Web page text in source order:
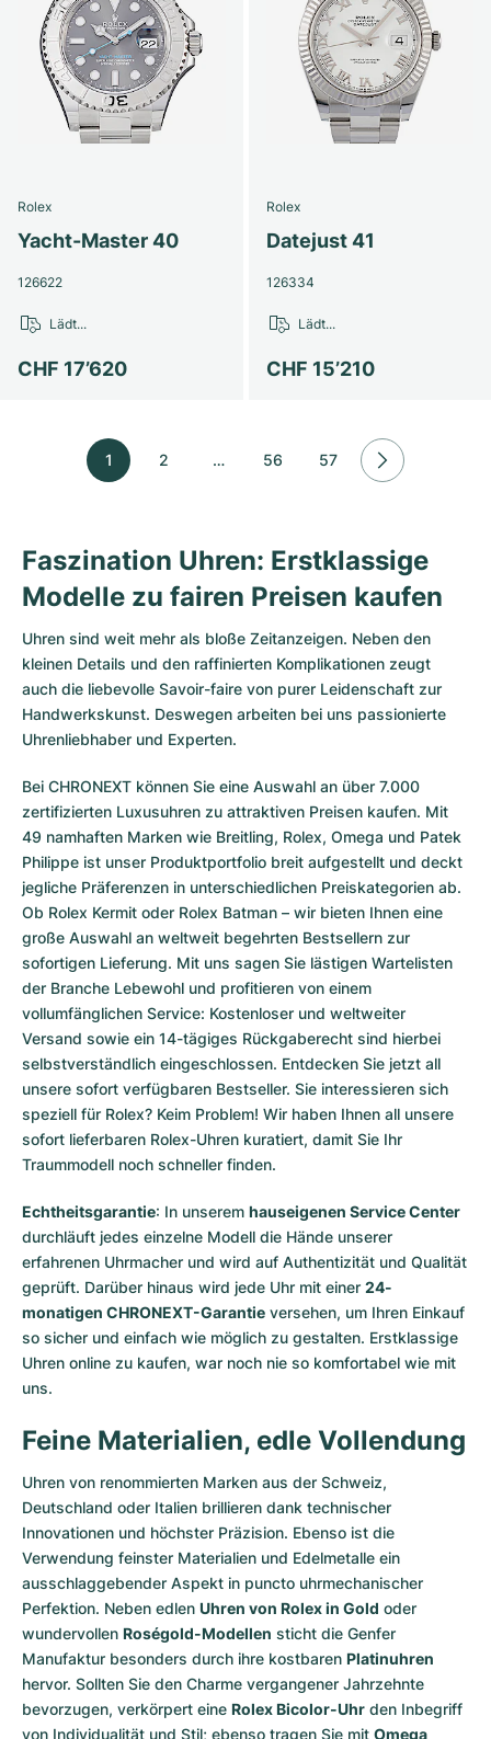
Rolex
Yacht-Master 40
126622
CHF 17’620
Lädt...
Rolex
Datejust 41
126334
CHF 15’210
Lädt...
1 2 … 56 57
Faszination Uhren: Erstklassige
Modelle zu fairen Preisen kaufen
Uhren sind weit mehr als bloße Zeitanzeigen. Neben den
kleinen Details und den raffinierten Komplikationen zeugt
auch die liebevolle Savoir-faire von purer Leidenschaft zur
Handwerkskunst. Deswegen arbeiten bei uns passionierte
Uhrenliebhaber und Experten.
Bei CHRONEXT können Sie eine Auswahl an über 7.000
zertifizierten Luxusuhren zu attraktiven Preisen kaufen. Mit
49 namhaften Marken wie Breitling, Rolex, Omega und Patek
Philippe ist unser Produktportfolio breit aufgestellt und deckt
jegliche Präferenzen in unterschiedlichen Preiskategorien ab.
Ob Rolex Kermit oder Rolex Batman – wir bieten Ihnen eine
große Auswahl an weltweit begehrten Bestsellern zur
sofortigen Lieferung. Mit uns sagen Sie lästigen Wartelisten
der Branche Lebewohl und profitieren von einem
vollumfänglichen Service: Kostenloser und weltweiter
Versand sowie ein 14-tägiges Rückgaberecht sind hierbei
selbstverständlich eingeschlossen. Entdecken Sie jetzt all
unsere sofort verfügbaren Bestseller. Sie interessieren sich
speziell für Rolex? Keim Problem! Wir haben Ihnen all unsere
sofort lieferbaren Rolex-Uhren kuratiert, damit Sie Ihr
Traummodell noch schneller finden.
Echtheitsgarantie: In unserem hauseigenen Service Center
durchläuft jedes einzelne Modell die Hände unserer
erfahrenen Uhrmacher und wird auf Authentizität und Qualität
geprüft. Darüber hinaus wird jede Uhr mit einer 24-
monatigen CHRONEXT-Garantie versehen, um Ihren Einkauf
so sicher und einfach wie möglich zu gestalten. Erstklassige
Uhren online zu kaufen, war noch nie so komfortabel wie mit
uns.
Feine Materialien, edle Vollendung
Uhren von renommierten Marken aus der Schweiz,
Deutschland oder Italien brillieren dank technischer
Innovationen und höchster Präzision. Ebenso ist die
Verwendung feinster Materialien und Edelmetalle ein
ausschlaggebender Aspekt in puncto uhrmechanischer
Perfektion. Neben edlen Uhren von Rolex in Gold oder
wundervollen Roségold-Modellen sticht die Genfer
Manufaktur besonders durch ihre kostbaren Platinuhren
hervor. Sollten Sie den Charme vergangener Jahrzehnte
bevorzugen, verkörpert eine Rolex Bicolor-Uhr den Inbegriff
von Individualität und Stil; ebenso tragen Sie mit Omega